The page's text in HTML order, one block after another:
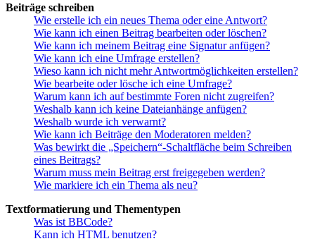
Beiträge schreiben
Wie erstelle ich ein neues Thema oder eine Antwort?
Wie kann ich einen Beitrag bearbeiten oder löschen?
Wie kann ich meinem Beitrag eine Signatur anfügen?
Wie kann ich eine Umfrage erstellen?
Wieso kann ich nicht mehr Antwortmöglichkeiten erstellen?
Wie bearbeite oder lösche ich eine Umfrage?
Warum kann ich auf bestimmte Foren nicht zugreifen?
Weshalb kann ich keine Dateianhänge anfügen?
Weshalb wurde ich verwarnt?
Wie kann ich Beiträge den Moderatoren melden?
Was bewirkt die „Speichern“-Schaltfläche beim Schreiben
eines Beitrags?
Warum muss mein Beitrag erst freigegeben werden?
Wie markiere ich ein Thema als neu?
Textformatierung und Thementypen
Was ist BBCode?
Kann ich HTML benutzen?